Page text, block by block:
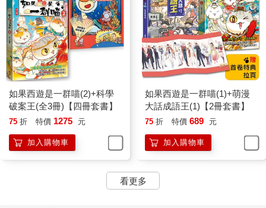
如果西遊是一群喵(2)+科學
破案王(全3冊)【四冊套書】
75 折 特價 1275 元
加入購物車
如果西遊是一群喵(1)+萌漫
大話成語王(1)【2冊套書】
75 折 特價 689 元
加入購物車
看更多